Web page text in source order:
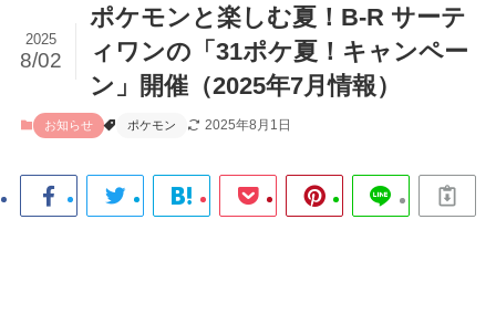
ポケモンと楽しむ夏！B-R サーテ
ィワンの「31ポケ夏！キャンペー
ン」開催（2025年7月情報）
2025
8/02
お知らせ ポケモン 2025年8月1日